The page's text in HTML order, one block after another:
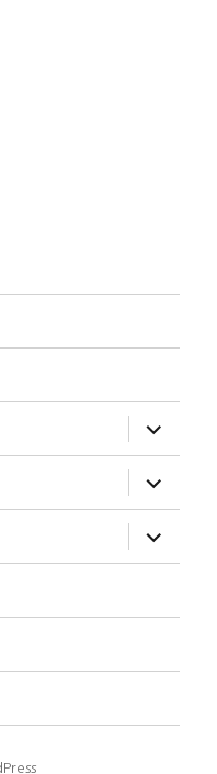
위
메
확
장
위
메
확
장
위
메
장